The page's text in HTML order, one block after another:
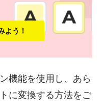
よう！
機能を使用し、あら
に変換する方法をご